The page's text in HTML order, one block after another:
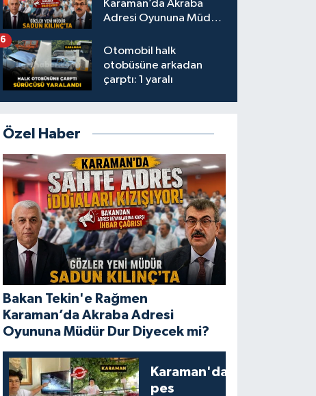
Karaman’da Akraba
Adresi Oyununa Müdür
Otomobil halk
otobüsüne arkadan
çarptı: 1 yaralı
6
Özel Haber
Bakan Tekin'e Rağmen
Karaman’da Akraba Adresi
Oyununa Müdür Dur Diyecek mi?
Karaman'da
pes